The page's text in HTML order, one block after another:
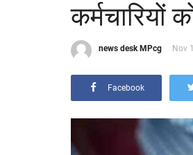
कर्मचारियों
news desk MPcg Nov
Facebook